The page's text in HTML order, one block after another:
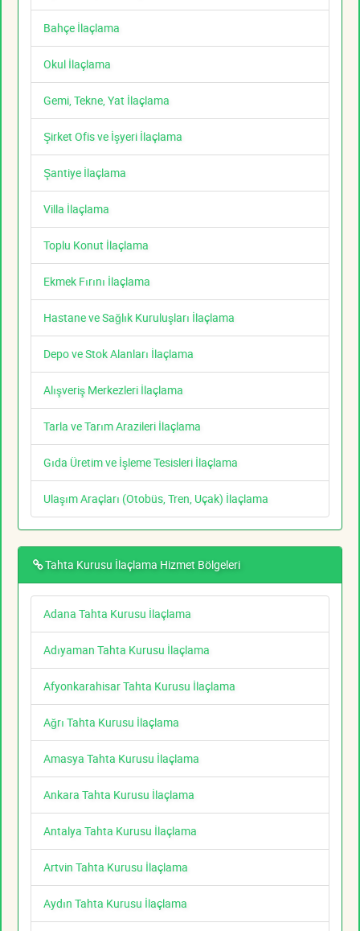
Bahçe İlaçlama
Okul İlaçlama
Gemi, Tekne, Yat İlaçlama
Şirket Ofis ve İşyeri İlaçlama
Şantiye İlaçlama
Villa İlaçlama
Toplu Konut İlaçlama
Ekmek Fırını İlaçlama
Hastane ve Sağlık Kuruluşları İlaçlama
Depo ve Stok Alanları İlaçlama
Alışveriş Merkezleri İlaçlama
Tarla ve Tarım Arazileri İlaçlama
Gıda Üretim ve İşleme Tesisleri İlaçlama
Ulaşım Araçları (Otobüs, Tren, Uçak) İlaçlama
Tahta Kurusu İlaçlama Hizmet Bölgeleri
Adana Tahta Kurusu İlaçlama
Adıyaman Tahta Kurusu İlaçlama
Afyonkarahisar Tahta Kurusu İlaçlama
Ağrı Tahta Kurusu İlaçlama
Amasya Tahta Kurusu İlaçlama
Ankara Tahta Kurusu İlaçlama
Antalya Tahta Kurusu İlaçlama
Artvin Tahta Kurusu İlaçlama
Aydın Tahta Kurusu İlaçlama